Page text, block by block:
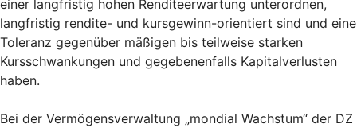
einer langfristig hohen Renditeerwartung unterordnen,
langfristig rendite- und kursgewinn-orientiert sind und eine
Toleranz gegenüber mäßigen bis teilweise starken
Kursschwankungen und gegebenenfalls Kapitalverlusten
haben.
Bei der Vermögensverwaltung „mondial Wachstum“ der DZ